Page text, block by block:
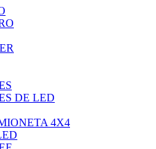
DE LED
4X4